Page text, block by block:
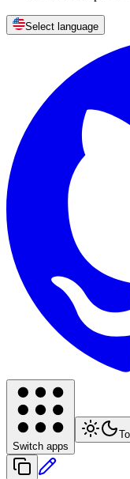
Select language
Switch apps